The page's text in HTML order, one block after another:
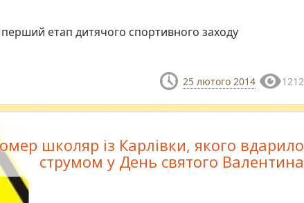
перший етап дитячого спортивного заходу
25 лютого 2014 1212
школяр із Карлівки, якого вдарило
струмом у День святого Валентина